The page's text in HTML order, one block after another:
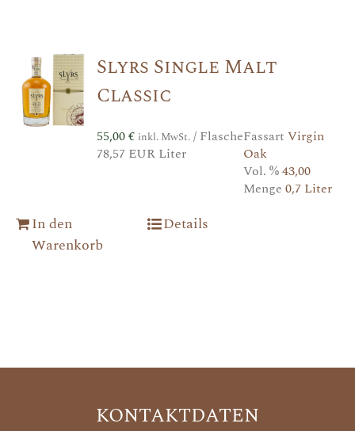
Slyrs Single Malt
Classic
55,00€ inkl. MwSt./ Flasche
78,57 EUR Liter
Fassart Virgin
Oak
Vol. %43,00
Menge 0,7 Liter
In den
Warenkorb
Details
KONTAKTDATEN